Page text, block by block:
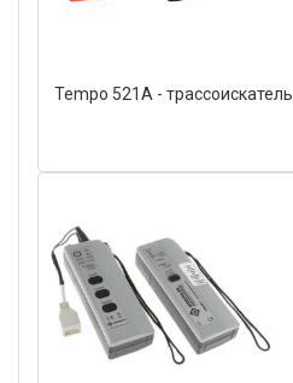
Tempo 521A - трассоискатель